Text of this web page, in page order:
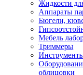
Жидкости
Аппараты
Бюгели,
Мебель
Триммеры
облицовки